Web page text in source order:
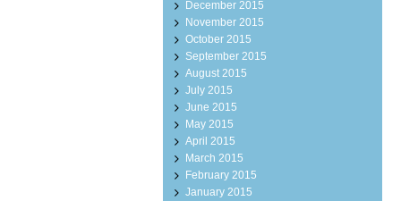
December 2015
November 2015
October 2015
September 2015
August 2015
July 2015
June 2015
May 2015
April 2015
March 2015
February 2015
January 2015